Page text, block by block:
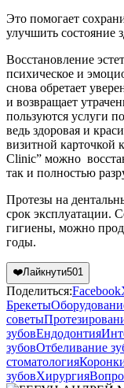
Это помогает
улучшить состояние
Восстановление
психическое и
снова обретает
и возвращает
пользуются услуги по
ведь здоровая и
визитной карточкой
Clinic” можно
так и полностью
Протезы на
срок эксплуатации.
гигиены, можно
годы.
❤️Лайкнути501
Поделиться:Facebook
Брекеты
советы
зубовЕндодонтия
зубовОтбеливание
стоматология
зубовХирургия